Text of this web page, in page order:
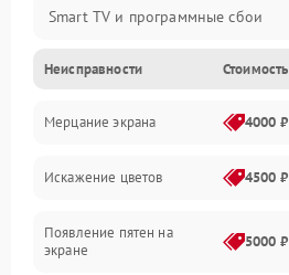
Smart TV и программные сбои
Питание и запуск
Подсветка и LED-модули
Звук и аудиосистема
Сигнал и приём каналов
Неисправности Стоимость
Мерцание экрана 4000 ₽
Искажение цветов 4500 ₽
Появление пятен на
экране
5000 ₽